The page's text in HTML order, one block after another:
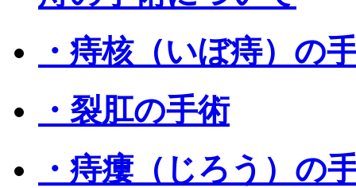
・痔核（いぼ痔）の
・裂肛の手術
・痔瘻（じろう）の